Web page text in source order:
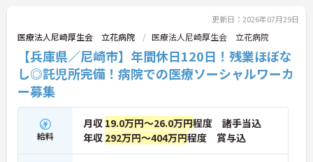
おり、ワークライフバランスを保ちながらキャリア
を築ける風土が根付いています。階層別・職種別の
研修制度も充実しており、未経験からベテランまで
着実に成長できる環境です。
更新日：2026年07月29日
医療法人尼崎厚生会 立花病院 医療法人尼崎厚生会 立花病院
【兵庫県／尼崎市】年間休日120日！残業ほぼな
し◎託児所完備！病院での医療ソーシャルワーカ
ー募集
給料
月収 19.0万円～26.0万円程度 諸手当込
年収 292万円～404万円程度 賞与込